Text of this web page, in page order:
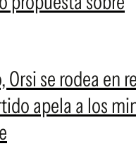
se rodea en
apela a los